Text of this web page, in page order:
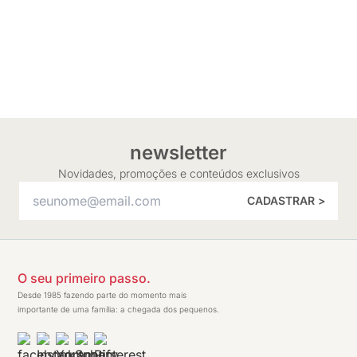
newsletter
Novidades, promoções e conteúdos exclusivos
CADASTRAR >
O seu primeiro passo.
Desde 1985 fazendo parte do momento mais
importante de uma família: a chegada dos pequenos.